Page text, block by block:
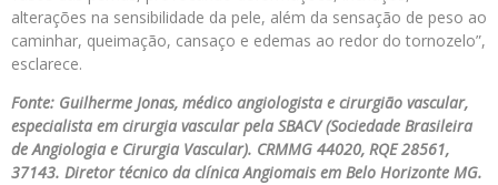
alterações na sensibilidade da pele, além da sensação de peso ao
caminhar, queimação, cansaço e edemas ao redor do tornozelo”,
esclarece.
Fonte: Guilherme Jonas, médico angiologista e cirurgião vascular,
especialista em cirurgia vascular pela SBACV (Sociedade Brasileira
de Angiologia e Cirurgia Vascular). CRMMG 44020, RQE 28561,
37143. Diretor técnico da clínica Angiomais em Belo Horizonte MG.